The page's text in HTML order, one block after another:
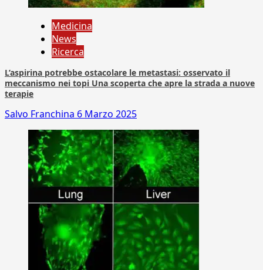
Medicina
News
Ricerca
L’aspirina potrebbe ostacolare le metastasi: osservato il
meccanismo nei topi Una scoperta che apre la strada a nuove
terapie
Salvo Franchina 6 Marzo 2025